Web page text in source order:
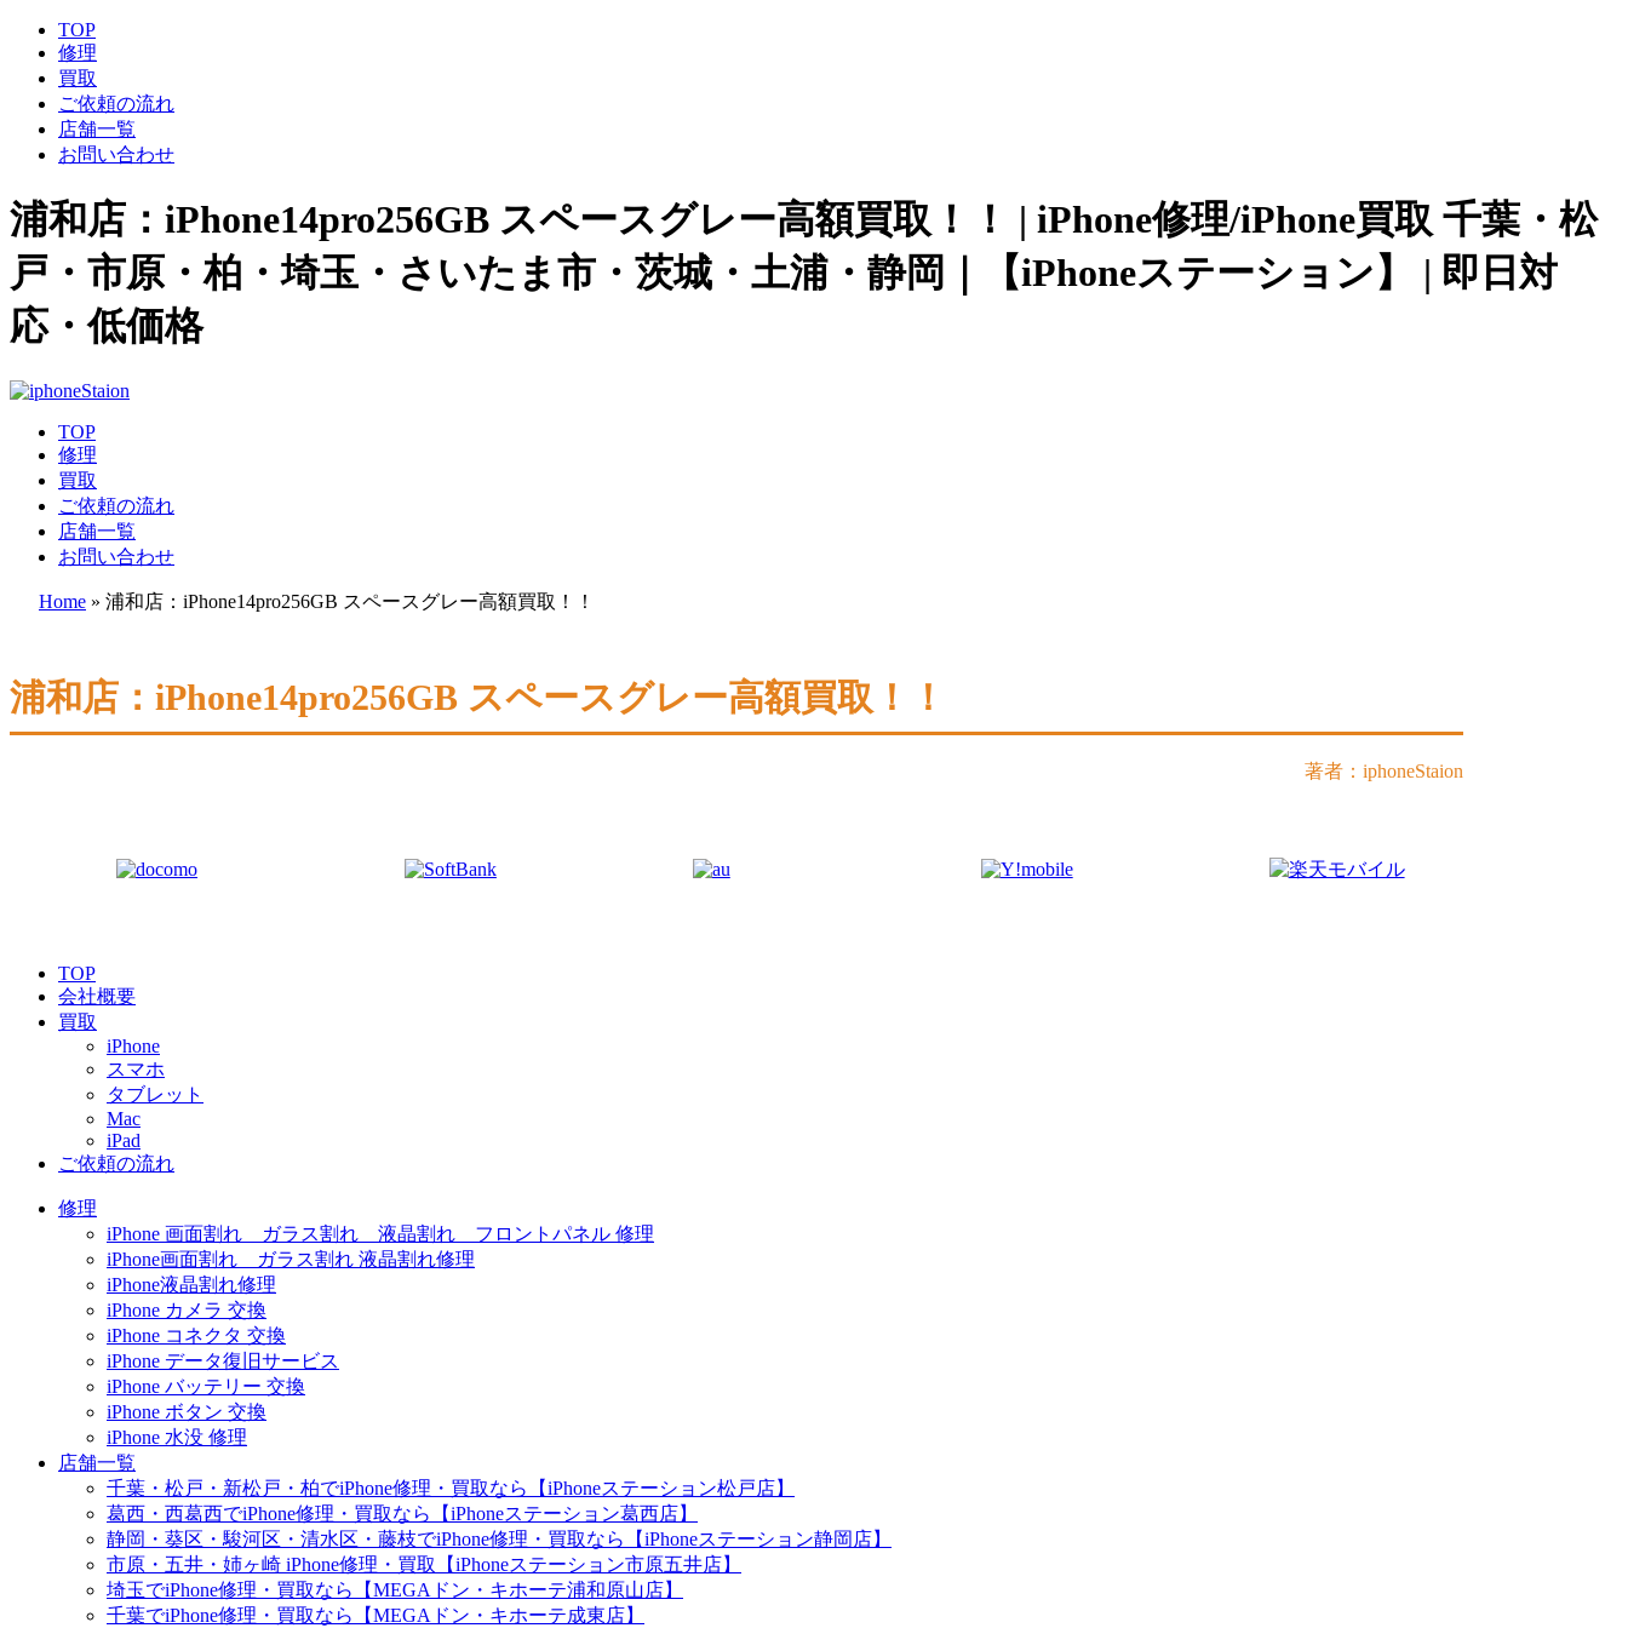
TOP
修理
買取
ご依頼の流れ
店舗一覧
お問い合わせ
浦和店：iPhone14pro256GB スペースグレー高額買取！！ | iPhone修理/iPhone買取 千葉・松
戸・市原・柏・埼玉・さいたま市・茨城・土浦・静岡｜【iPhoneステーション】 | 即日対
応・低価格
TOP
修理
買取
ご依頼の流れ
店舗一覧
お問い合わせ
Home » 浦和店：iPhone14pro256GB スペースグレー高額買取！！
浦和店：iPhone14pro256GB スペースグレー高額買取！！
著者：iphoneStaion
TOP
会社概要
買取
iPhone
スマホ
タブレット
Mac
iPad
ご依頼の流れ
修理
iPhone 画面割れ ガラス割れ 液晶割れ フロントパネル 修理
iPhone画面割れ ガラス割れ 液晶割れ修理
iPhone液晶割れ修理
iPhone カメラ 交換
iPhone コネクタ 交換
iPhone データ復旧サービス
iPhone バッテリー 交換
iPhone ボタン 交換
iPhone 水没 修理
店舗一覧
千葉・松戸・新松戸・柏でiPhone修理・買取なら【iPhoneステーション松戸店】
葛西・西葛西でiPhone修理・買取なら【iPhoneステーション葛西店】
静岡・葵区・駿河区・清水区・藤枝でiPhone修理・買取なら【iPhoneステーション静岡店】
市原・五井・姉ヶ崎 iPhone修理・買取【iPhoneステーション市原五井店】
埼玉でiPhone修理・買取なら【MEGAドン・キホーテ浦和原山店】
千葉でiPhone修理・買取なら【MEGAドン・キホーテ成東店】